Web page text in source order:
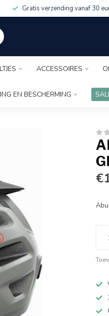
Gratis verzending vanaf 30
ACCESSOIRES
EN BESCHERMING